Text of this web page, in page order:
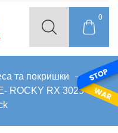
0
та покришки
ROCKY RX 3025